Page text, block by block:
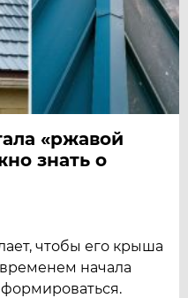
«ржавой
знать о
чтобы его крыша
начала